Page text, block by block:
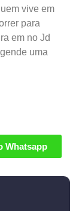
vive em
para
em no Jd
uma
Whatsapp